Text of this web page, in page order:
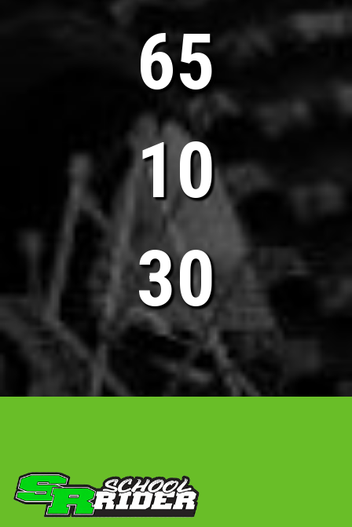
70
11
32
Vous souhaitez plus
d'informations sur SCHOOL
RIDER